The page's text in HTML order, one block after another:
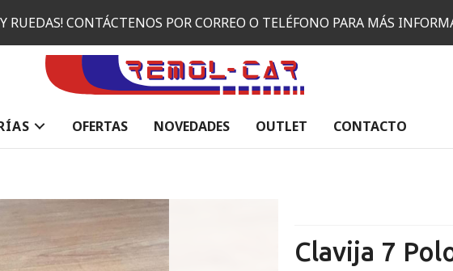
RUEDAS! CONTÁCTENOS POR CORREO O TELÉFONO PARA MÁS
OFERTAS NOVEDADES OUTLET CONTACTO
Clavija 7